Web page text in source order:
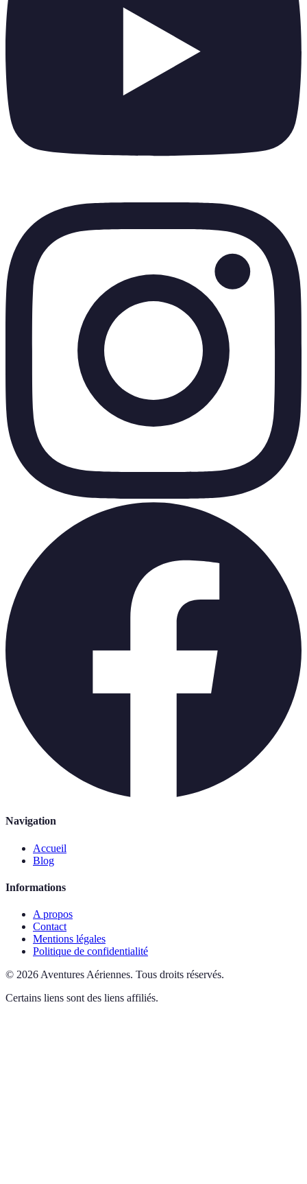
Navigation
Accueil
Blog
Informations
A propos
Contact
Mentions légales
Politique de confidentialité
© 2026 Aventures Aériennes. Tous droits réservés.
Certains liens sont des liens affiliés.